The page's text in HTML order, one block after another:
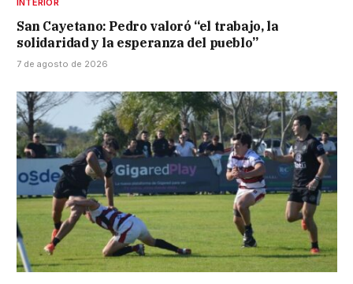
INTERIOR
San Cayetano: Pedro valoró “el trabajo, la
solidaridad y la esperanza del pueblo”
7 de agosto de 2026